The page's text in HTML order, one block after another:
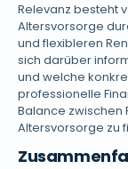
Relevanz besteht
Altersvorsorge
und flexibleren
sich darüber
und welche
professionelle
Balance zwischen
Altersvorsorge zu